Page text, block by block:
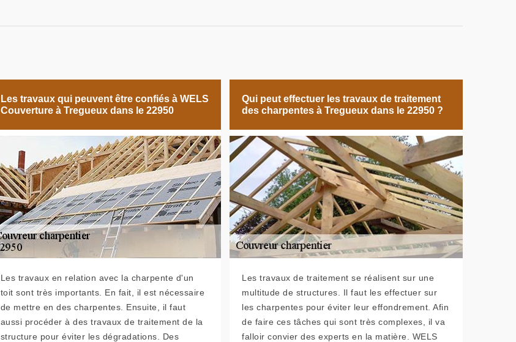
Les travaux qui peuvent être confiés à WELS
Couverture à Tregueux dans le 22950
Les travaux en relation avec la charpente d'un
toit sont très importants. En fait, il est nécessaire
de mettre en des charpentes. Ensuite, il faut
aussi procéder à des travaux de traitement de la
structure pour éviter les dégradations. Des
Qui peut effectuer les travaux de traitement
des charpentes à Tregueux dans le 22950 ?
Les travaux de traitement se réalisent sur une
multitude de structures. Il faut les effectuer sur
les charpentes pour éviter leur effondrement. Afin
de faire ces tâches qui sont très complexes, il va
falloir convier des experts en la matière. WELS